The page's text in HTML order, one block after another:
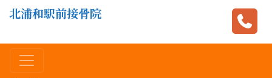
北浦和駅前接骨院